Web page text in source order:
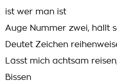
ist wer man ist
Auge Nummer zwei, hällt
Deutet Zeichen
Lässt mich achtsam
Bissen